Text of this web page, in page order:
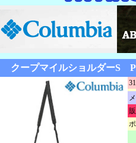
クープマイルショルダーS